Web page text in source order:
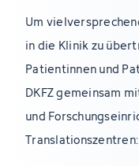
Um
in die Klinik zu
Patientinnen und
DKFZ gemeinsam
und
Translationszentren: